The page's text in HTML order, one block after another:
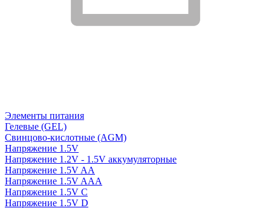
Элементы питания
Гелевые (GEL)
Свинцово-кислотные (AGM)
Напряжение 1.5V
Напряжение 1.2V - 1.5V аккумуляторные
Напряжение 1.5V AA
Напряжение 1.5V AAA
Напряжение 1.5V C
Напряжение 1.5V D